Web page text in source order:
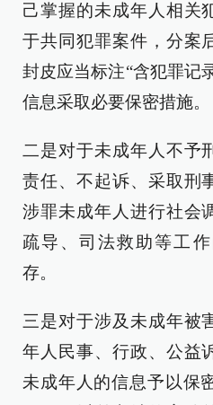
己掌握的未成年人相关
于共同犯罪案件，分案
封皮应当标注“含犯罪记
信息采取必要保密措施。
二是对于未成年人不予
责任、不起诉、采取刑
涉罪未成年人进行社会
疏导、司法救助等工
存。
三是对于涉及未成年被
年人民事、行政、公益
未成年人的信息予以保